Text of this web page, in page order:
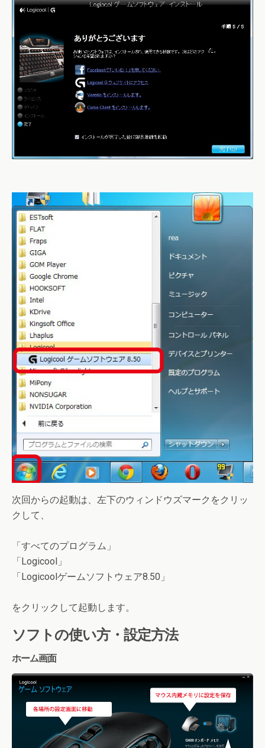
次回からの起動は、左下のウィンドウズマークをクリッ
クして、
「すべてのプログラム」
「Logicool」
「Logicoolゲームソフトウェア8.50」
をクリックして起動します。
ソフトの使い方・設定方法
ホーム画面